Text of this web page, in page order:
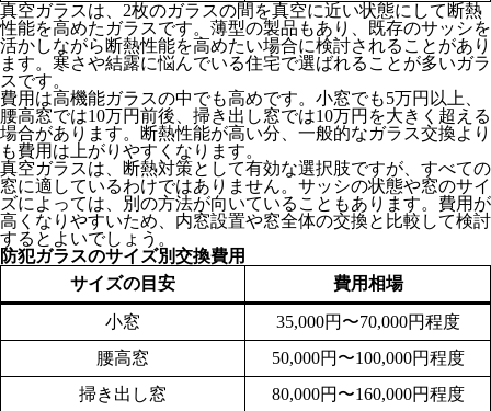
真空ガラスは、2枚のガラスの間を真空に近い状態にして断熱
性能を高めたガラスです。薄型の製品もあり、既存のサッシを
活かしながら断熱性能を高めたい場合に検討されることがあり
ます。寒さや結露に悩んでいる住宅で選ばれることが多いガラ
スです。
費用は高機能ガラスの中でも高めです。小窓でも5万円以上、
腰高窓では10万円前後、掃き出し窓では10万円を大きく超える
場合があります。断熱性能が高い分、一般的なガラス交換より
も費用は上がりやすくなります。
真空ガラスは、断熱対策として有効な選択肢ですが、すべての
窓に適しているわけではありません。サッシの状態や窓のサイ
ズによっては、別の方法が向いていることもあります。費用が
高くなりやすいため、内窓設置や窓全体の交換と比較して検討
するとよいでしょう。
防犯ガラスのサイズ別交換費用
サイズの目安
費用相場
小窓
35,000円〜70,000円程度
腰高窓
50,000円〜100,000円程度
掃き出し窓
80,000円〜160,000円程度